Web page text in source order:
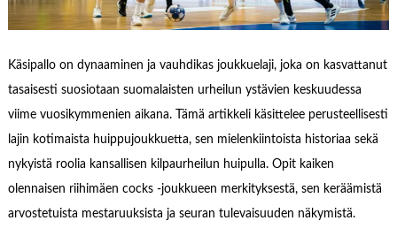
Käsipallo on dynaaminen ja vauhdikas joukkuelaji, joka on kasvattanut
tasaisesti suosiotaan suomalaisten urheilun ystävien keskuudessa
viime vuosikymmenien aikana. Tämä artikkeli käsittelee perusteellisesti
lajin kotimaista huippujoukkuetta, sen mielenkiintoista historiaa sekä
nykyistä roolia kansallisen kilpaurheilun huipulla. Opit kaiken
olennaisen riihimäen cocks -joukkueen merkityksestä, sen keräämistä
arvostetuista mestaruuksista ja seuran tulevaisuuden näkymistä.